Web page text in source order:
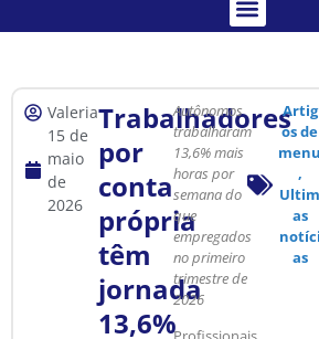
Valeria
15 de
maio
de
2026
Trabalhadores
por
conta
própria
têm
jornada
13,6%
Autônomos
trabalharam
13,6% mais
horas por
semana do
que
empregados
no primeiro
trimestre de
2026
Artig
os de
menu
,
Ultim
as
notíci
as